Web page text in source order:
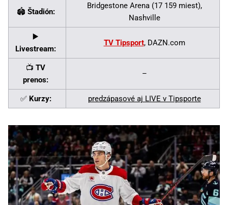
🏟️ Štadión:
Bridgestone Arena (17 159 miest),
Nashville
▶️
Livestream:
TV Tipsport, DAZN.com
📺 TV
prenos:
–
✅ Kurzy: predzápasové aj LIVE v Tipsporte